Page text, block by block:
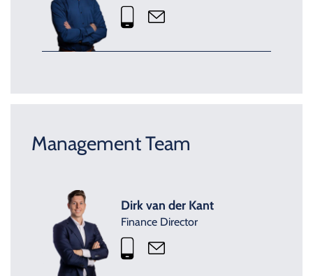
Management Team
Dirk van der Kant
Finance Director